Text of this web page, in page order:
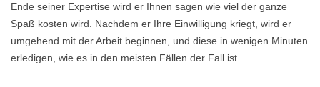
Ende seiner Expertise wird er Ihnen sagen wie viel der ganze
Spaß kosten wird. Nachdem er Ihre Einwilligung kriegt, wird er
umgehend mit der Arbeit beginnen, und diese in wenigen Minuten
erledigen, wie es in den meisten Fällen der Fall ist.